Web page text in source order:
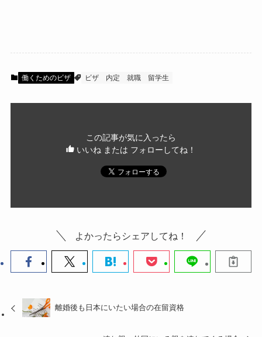
働くためのビザ ビザ 内定 就職 留学生
この記事が気に入ったら
いいね または フォローしてね！
よかったらシェアしてね！
離婚後も日本にいたい場合の在留資格